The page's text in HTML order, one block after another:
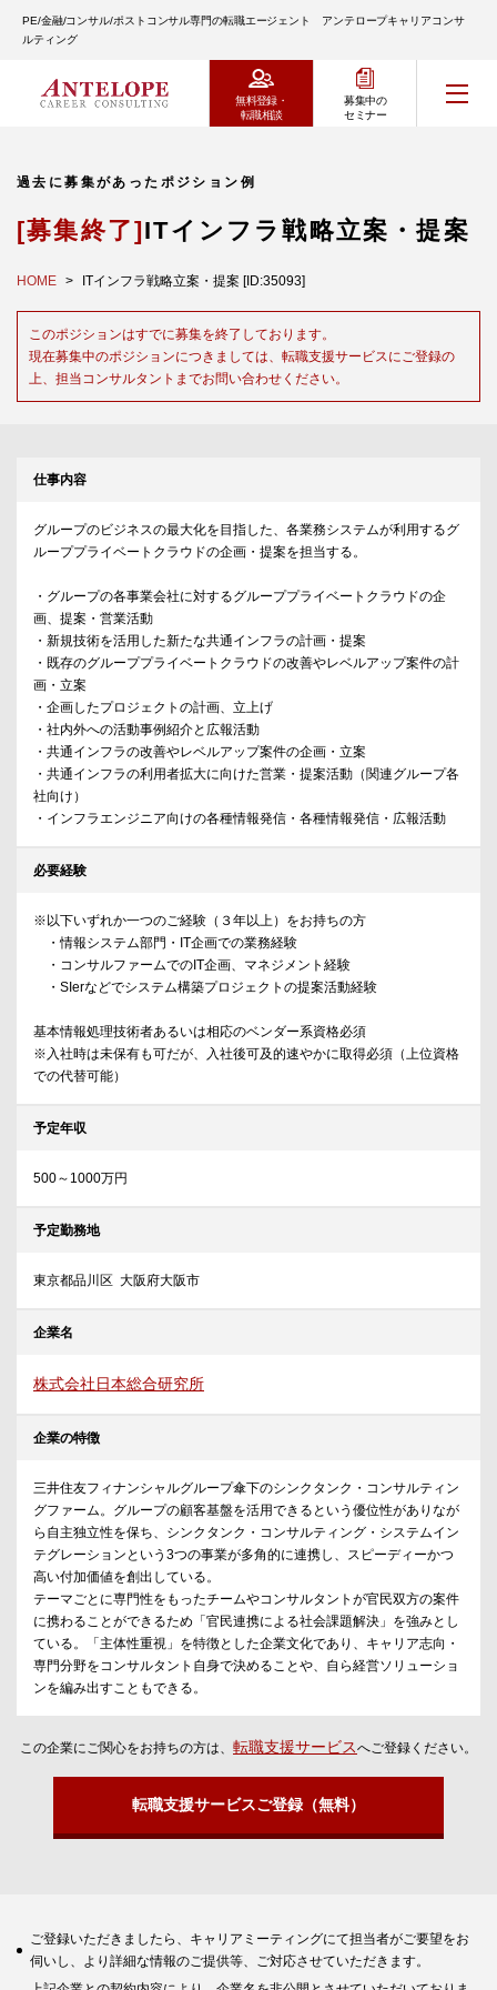
PE/金融/コンサル/ポストコンサル専門の転職エージェント アンテロープキャリアコンサ
ルティング
無料登録・
転職相談
募集中の
セミナー
過去に募集があったポジション例
[募集終了]ITインフラ戦略立案・提案
HOME ITインフラ戦略立案・提案 [ID:35093]
このポジションはすでに募集を終了しております。
現在募集中のポジションにつきましては、転職支援サービスにご登録の
上、担当コンサルタントまでお問い合わせください。
仕事内容
グループのビジネスの最大化を目指した、各業務システムが利用するグ
ループプライベートクラウドの企画・提案を担当する。
・グループの各事業会社に対するグループプライベートクラウドの企
画、提案・営業活動
・新規技術を活用した新たな共通インフラの計画・提案
・既存のグループプライベートクラウドの改善やレベルアップ案件の計
画・立案
・企画したプロジェクトの計画、立上げ
・社内外への活動事例紹介と広報活動
・共通インフラの改善やレベルアップ案件の企画・立案
・共通インフラの利用者拡大に向けた営業・提案活動（関連グループ各
社向け）
・インフラエンジニア向けの各種情報発信・各種情報発信・広報活動
必要経験
※以下いずれか一つのご経験（３年以上）をお持ちの方
・情報システム部門・IT企画での業務経験
・コンサルファームでのIT企画、マネジメント経験
・SIerなどでシステム構築プロジェクトの提案活動経験
基本情報処理技術者あるいは相応のベンダー系資格必須
※入社時は未保有も可だが、入社後可及的速やかに取得必須（上位資格
での代替可能）
予定年収
500～1000万円
予定勤務地
東京都品川区 大阪府大阪市
企業名
株式会社日本総合研究所
企業の特徴
三井住友フィナンシャルグループ傘下のシンクタンク・コンサルティン
グファーム。グループの顧客基盤を活用できるという優位性がありなが
ら自主独立性を保ち、シンクタンク・コンサルティング・システムイン
テグレーションという3つの事業が多角的に連携し、スピーディーかつ
高い付加価値を創出している。
テーマごとに専門性をもったチームやコンサルタントが官民双方の案件
に携わることができるため「官民連携による社会課題解決」を強みとし
ている。「主体性重視」を特徴とした企業文化であり、キャリア志向・
専門分野をコンサルタント自身で決めることや、自ら経営ソリューショ
ンを編み出すこともできる。
この企業にご関心をお持ちの方は、 転職支援サービスへご登録ください。
転職支援サービスご登録（無料）
ご登録いただきましたら、キャリアミーティングにて担当者がご要望をお
伺いし、より詳細な情報のご提供等、ご対応させていただきます。